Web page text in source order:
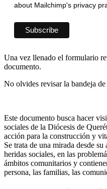
about Mailchimp's privacy
Una vez llenado el formulario
documento.
No olvides revisar la bandeja de
Este documento busca hacer
sociales de la Diócesis de
acción para la construcción y
Se trata de una mirada desde
heridas sociales, en las
ámbitos comunitarios y
persona, las familias, las